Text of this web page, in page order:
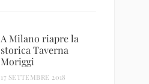
A Milano riapre la
storica Taverna
Moriggi
17 SETTEMBRE 2018